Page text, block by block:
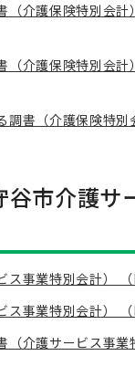
（介護保険特別会計
（介護保険特別会計
調書（介護保険特別
谷市介護サ
ス事業特別会計） （
ス事業特別会計） （
（介護サービス事業